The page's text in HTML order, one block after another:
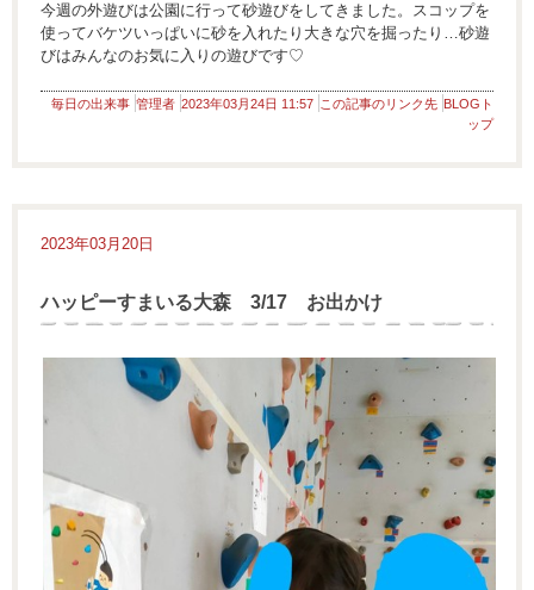
今週の外遊びは公園に行って砂遊びをしてきました。スコップを
使ってバケツいっぱいに砂を入れたり大きな穴を掘ったり…砂遊
びはみんなのお気に入りの遊びです♡
毎日の出来事 管理者 2023年03月24日 11:57 この記事のリンク先 BLOGト
ップ
2023年03月20日
ハッピーすまいる大森 3/17 お出かけ